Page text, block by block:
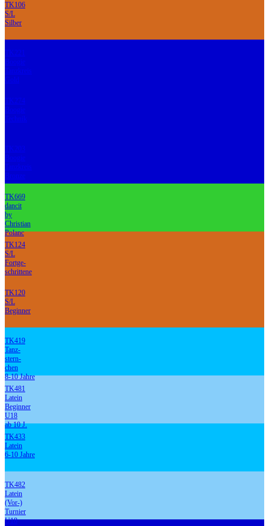
TK106
S/L
Silber
TK221
Boogie
Tanzkreis
Gold
TK274
Boogie
Technik
TK203
Boogie
Tanzkreis
Bronze
TK669
dancit
by
Christian
Polanc
TK124
S/L
Fortge-
schrittene
TK120
S/L
Beginner
TK419
Tanz-
stern-
chen
8-10 Jahre
TK481
Latein
Beginner
U18
ab 10 J.
TK433
Latein
6-10 Jahre
TK482
Latein
(Vor-)
Turnier
U18